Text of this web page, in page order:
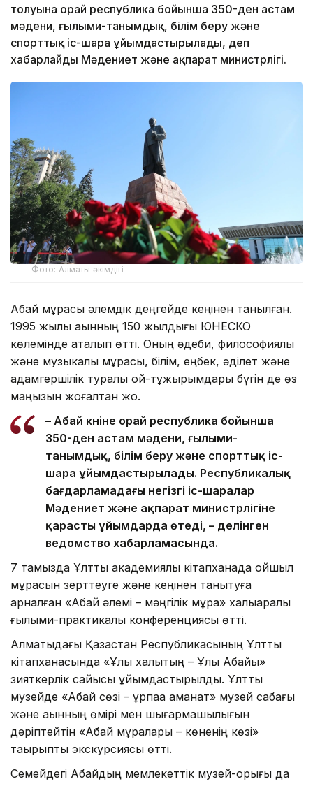
толуына орай республика бойынша 350-ден астам
мәдени, ғылыми-танымдық, білім беру және
спорттық іс-шара ұйымдастырылады, деп
хабарлайды Мәдениет және ақпарат министрлігі.
Фото: Алматы әкімдігі
Абай мұрасы әлемдік деңгейде кеңінен танылған.
1995 жылы ақынның 150 жылдығы ЮНЕСКО
көлемінде аталып өтті. Оның әдеби, философиялық
және музыкалық мұрасы, білім, еңбек, әділет және
адамгершілік туралы ой-тұжырымдары бүгін де өз
маңызын жоғалтқан жоқ.
– Абай күніне орай республика бойынша
350-ден астам мәдени, ғылыми-
танымдық, білім беру және спорттық іс-
шара ұйымдастырылады. Республикалық
бағдарламадағы негізгі іс-шаралар
Мәдениет және ақпарат министрлігіне
қарасты ұйымдарда өтеді, – делінген
ведомство хабарламасында.
7 тамызда Ұлттық академиялық кітапханада ойшыл
мұрасын зерттеуге және кеңінен танытуға
арналған «Абай әлемі – мәңгілік мұра» халықаралық
ғылыми-практикалық конференциясы өтті.
Алматыдағы Қазақстан Республикасының Ұлттық
кітапханасында «Ұлы халықтың – Ұлы Абайы»
зияткерлік сайысы ұйымдастырылды. Ұлттық
музейде «Абай сөзі – ұрпаққа аманат» музей сабағы
және ақынның өмірі мен шығармашылығын
дәріптейтін «Абай мұралары – көненің көзі»
тақырыптық экскурсиясы өтті.
Семейдегі Абайдың мемлекеттік музей-қорығы да